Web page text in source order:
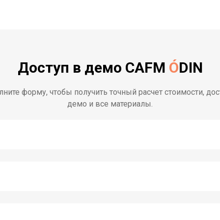
Доступ в демо CAFM ÓDIN
форму, чтобы получить точный расчет стоимости,
демо и все материалы.